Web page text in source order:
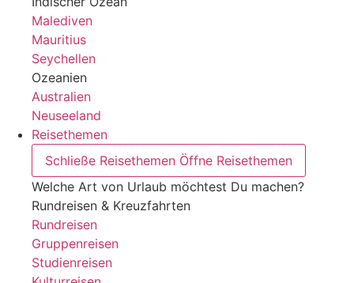
Malediven
Mauritius
Seychellen
Ozeanien
Australien
Neuseeland
Reisethemen
Schließe Reisethemen Öffne Reisethemen
Welche Art von Urlaub möchtest Du machen?
Rundreisen & Kreuzfahrten
Rundreisen
Gruppenreisen
Studienreisen